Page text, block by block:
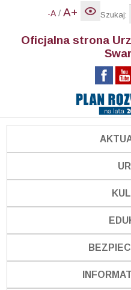
-A / A+ Szukaj:
Oficjalna strona